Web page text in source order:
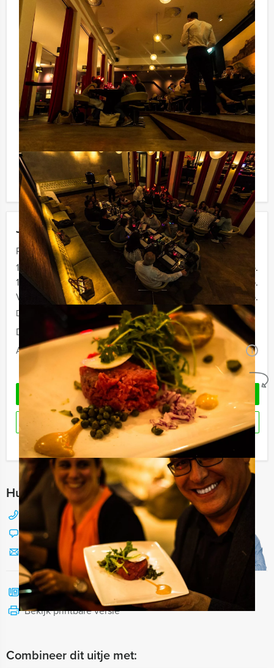
Jouw uitje
Prijs :
12 - 15 personen
€ 72,50 p.p.
16 - 29 personen
€ 67,50 p.p.
Vanaf 30 personen
€ 64,50 p.p.
De prijzen zijn exclusief BTW
Duur:
4 uur en 30 minuten
Aantal:
Minimaal 12 personen i
Geheel vrijblijvend
OFFERTE AANVRAGEN
RESERVEREN
Ik heb een vraag over dit uitje
Hulp nodig bij het kiezen?
088 428 81 17
Chat met Jeroen
Stuur ons een mailtje
Bel mij terug
Bekijk printbare versie
Optioneel:
Niet telkens uw knip hoeven trekken om uw drankje af
te rekenen? Voor € 13,50 per persoon per uur dat u in
het restaurant doorbrengt (excl. BTW) kunt u
gebruikmaken van het drankarrangement, waarbij u
onbeperkt kunt genieten van bier, fris, huiswijn, koffie
en thee. En…zo komt u ook achteraf niet voor
verrassingen te staan!
Komt u niet aan het minimale aantal deelnemers? Als u
bereid bent voor het minimale aantal te betalen, kunt u
ook gewoon voor minder personen boeken!
Combineer dit uitje met: